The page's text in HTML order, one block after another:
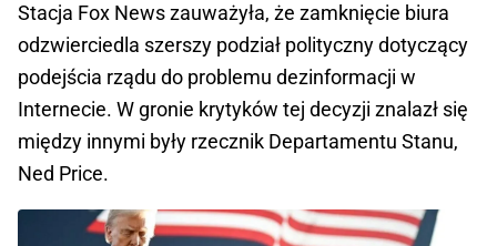
Stacja Fox News zauważyła, że zamknięcie biura
odzwierciedla szerszy podział polityczny dotyczący
podejścia rządu do problemu dezinformacji w
Internecie. W gronie krytyków tej decyzji znalazł się
między innymi były rzecznik Departamentu Stanu,
Ned Price.